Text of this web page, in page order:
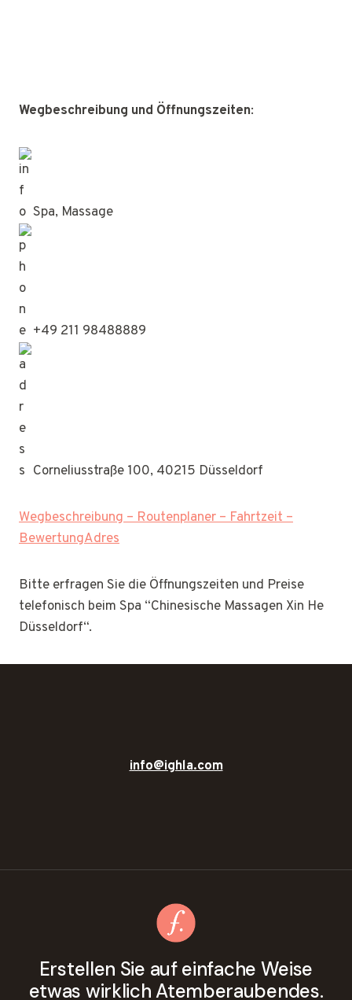
Wegbeschreibung und Öffnungszeiten:
Spa, Massage
+49 211 98488889
Corneliusstraße 100, 40215 Düsseldorf
Wegbeschreibung – Routenplaner – Fahrtzeit –
BewertungAdres
Bitte erfragen Sie die Öffnungszeiten und Preise
telefonisch beim Spa “Chinesische Massagen Xin He
Düsseldorf“.
info@ighla.com
Erstellen Sie auf einfache Weise
etwas wirklich Atemberaubendes.